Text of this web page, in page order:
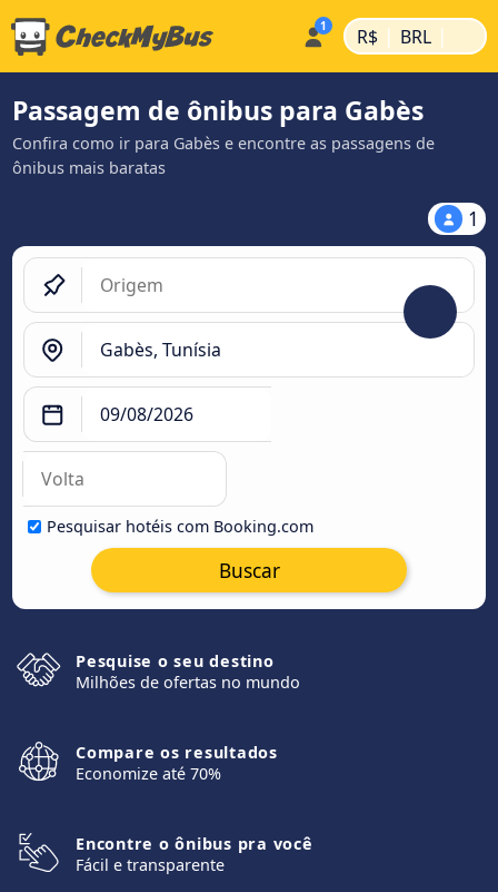
R$ | BRL |
Passagem de ônibus para Gabès
Confira como ir para Gabès e encontre as passagens de
ônibus mais baratas
1
Pesquisar hotéis com Booking.com
Buscar
Pesquise o seu destino
Milhões de ofertas no mundo
Compare os resultados
Economize até 70%
Encontre o ônibus pra você
Fácil e transparente